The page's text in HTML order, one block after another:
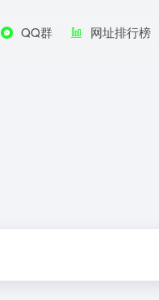
QQ群 网址排行榜